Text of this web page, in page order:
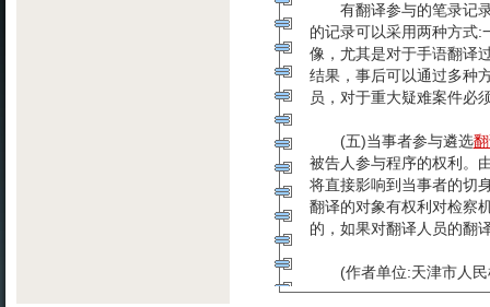
有翻译参与的笔录记录
的记录可以采用两种方式:
像，尤其是对于手语翻译
结果，事后可以通过多种
员，对于重大疑难案件必
(五)当事者参与遴选
被告人参与程序的权利。
将直接影响到当事者的切
翻译的对象有权利对检察
的，如果对翻译人员的翻
(作者单位:天津市人民